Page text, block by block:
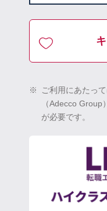
※
ご利用にあたっ
（Adecco
が必要です。